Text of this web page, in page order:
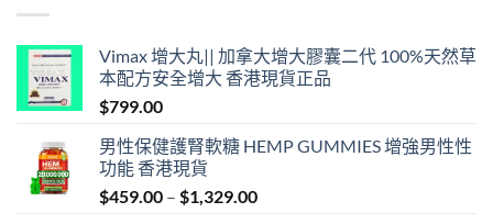
Vimax 增大丸|| 加拿大增大膠囊二代 100%天然草
本配方安全增大 香港現貨正品
$799.00
男性保健護腎軟糖 HEMP GUMMIES 增強男性性
功能 香港現貨
$459.00 – $1,329.00Price